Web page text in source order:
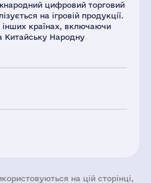
цифровий торговий
на ігровій продукції.
інших країнах, включаючи
Китайську Народну
на цій сторінці,